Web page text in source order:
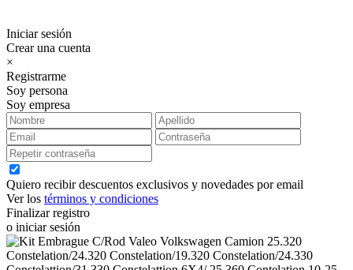
Iniciar sesión
Crear una cuenta
×
Registrarme
Soy persona
Soy empresa
Quiero recibir descuentos exclusivos y novedades por email
Ver los términos y condiciones
Finalizar registro
o iniciar sesión